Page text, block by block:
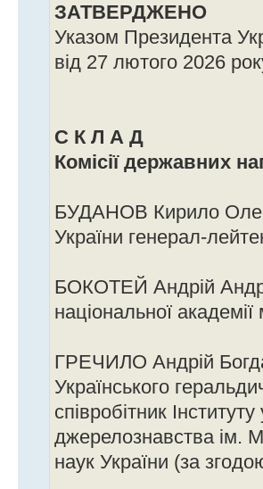
ЗАТВЕРДЖЕНО
Указом Президента
від 27 лютого 2026
С К Л А Д
Комісії державних
БУДАНОВ Кирило
України генерал-
БОКОТЕЙ Андрій
національної
ГРЕЧИЛО Андрій
Українського
співробітник
джерелознавства ім.
наук України (за